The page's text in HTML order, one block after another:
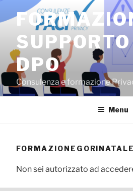
contenuto
DPO
Consulenza e formazione
Menu
FORMAZIONEGORINATALE
Non sei autorizzato ad